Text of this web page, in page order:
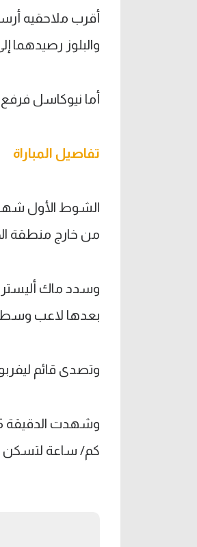
والبلوز رصيدهما إلى 28
أما نيوكاسل فرفع رصيده إلى 20 نقطة في
تفاصيل المباراة
الشوط الأول شهد
من خارج منطقة
بعدها لاعب وسط
وتصدى قائم
كم/ ساعة لتسكن